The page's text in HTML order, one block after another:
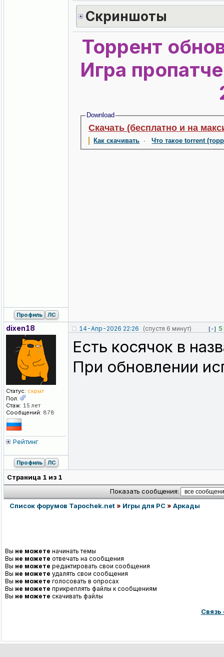
Скриншоты
Торрент
Игра
Download
Скачать (бесплатно и на
Как скачивать ·Что такое torrent
Профиль ЛС
dixen18
Статус: скрыт
Пол:
Стаж: 15 лет
Сообщений: 878
Рейтинг
14-Апр-2026 22:26 (спустя 6 минут) [-] 5
Есть косячок в
При обновлении
Профиль ЛС
Страница 1 из 1
Показать сообщения:
Список форумов Tapochek.net» Игры для PC» Аркады
Вы не можете начинать темы
Вы не можете отвечать на сообщения
Вы не можете редактировать свои сообщения
Вы не можете удалять свои сообщения
Вы не можете голосовать в опросах
Вы не можете прикреплять файлы к сообщениям
Вы не можете скачивать файлы